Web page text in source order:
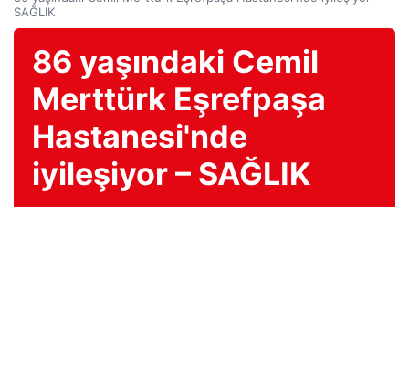
SAĞLIK
86 yaşındaki Cemil
Merttürk Eşrefpaşa
Hastanesi'nde
iyileşiyor – SAĞLIK